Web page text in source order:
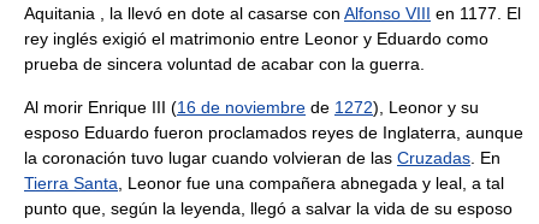
Aquitania , la llevó en dote al casarse con Alfonso VIII en 1177. El
rey inglés exigió el matrimonio entre Leonor y Eduardo como
prueba de sincera voluntad de acabar con la guerra.
Al morir Enrique III (16 de noviembre de 1272), Leonor y su
esposo Eduardo fueron proclamados reyes de Inglaterra, aunque
la coronación tuvo lugar cuando volvieran de las Cruzadas. En
Tierra Santa, Leonor fue una compañera abnegada y leal, a tal
punto que, según la leyenda, llegó a salvar la vida de su esposo